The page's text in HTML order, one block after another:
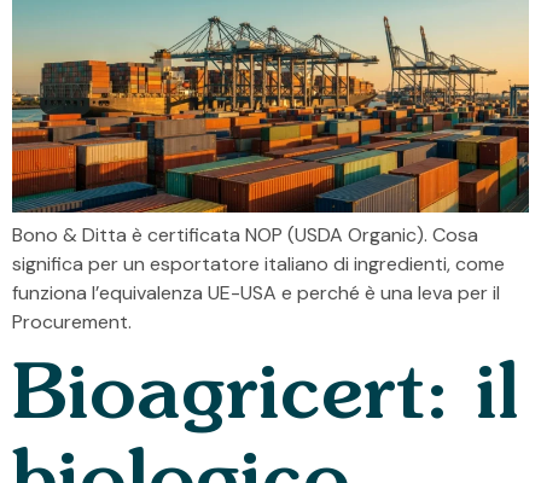
Bono & Ditta è certificata NOP (USDA Organic). Cosa
significa per un esportatore italiano di ingredienti, come
funziona l’equivalenza UE-USA e perché è una leva per il
Procurement.
Bioagricert: il